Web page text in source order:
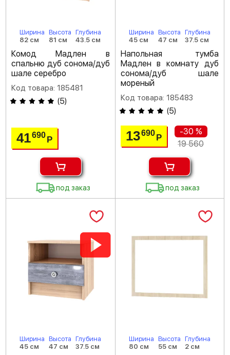
Ширина
82 см
Высота
81 см
Глубина
43.5 см
Комод Мадлен в
спальню дуб сонома/дуб
шале серебро
Код товара: 185481
(5)
41690Р
под заказ
Ширина
45 см
Высота
47 см
Глубина
37.5 см
Напольная тумба
Мадлен в комнату дуб
сонома/дуб шале
мореный
Код товара: 185483
(5)
13690 Р
-30 %
19 560
под заказ
Ширина
45 см
Высота
47 см
Глубина
37.5 см
Ширина
80 см
Высота
55 см
Глубина
2 см